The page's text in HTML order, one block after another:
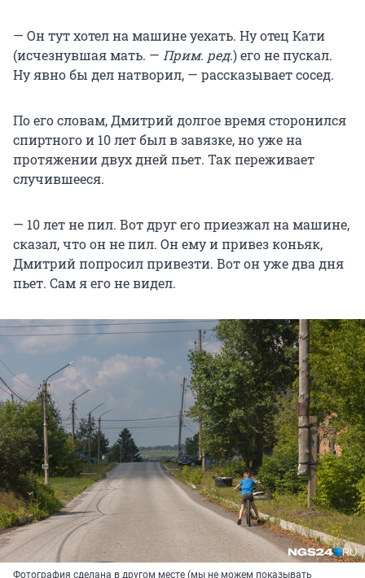
— Он тут хотел на машине уехать. Ну отец Кати
(исчезнувшая мать. — Прим. ред.) его не пускал.
Ну явно бы дел натворил, — рассказывает сосед.
По его словам, Дмитрий долгое время сторонился
спиртного и 10 лет был в завязке, но уже на
протяжении двух дней пьет. Так переживает
случившееся.
— 10 лет не пил. Вот друг его приезжал на машине,
сказал, что он не пил. Он ему и привез коньяк,
Дмитрий попросил привезти. Вот он уже два дня
пьет. Сам я его не видел.
Фотография сделана в другом месте (мы не можем показывать